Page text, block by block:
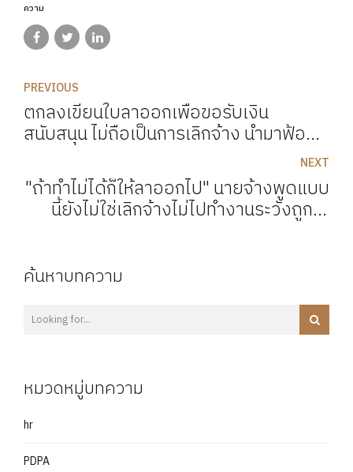
ความ
PREVIOUS
ตกลงเขียนใบลาออกเพื่อขอรับเงิน
สนับสนุน ไม่ถือเป็นการเลิกจ้าง นำมาฟ้อง
อีกไม่ได้ NEXT
"ถ้าทำไม่ได้ก็ให้ลาออกไป" นายจ้างพูดแบบ
นี้ยังไม่ใช่เลิกจ้างไม่ไปทำงานระวังถูกไล่
ออก!!
ค้นหาบทความ
หมวดหมู่บทความ
hr
PDPA